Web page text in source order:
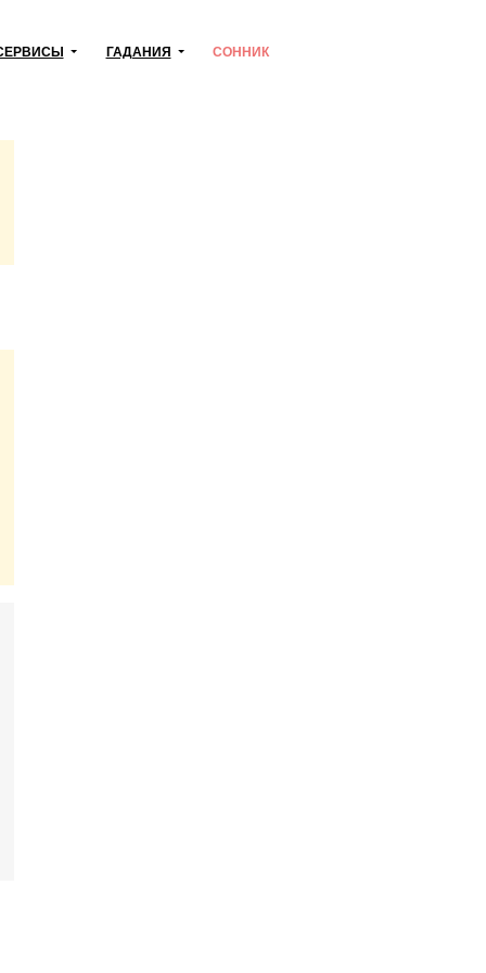
ГАДАНИЯ СОННИК